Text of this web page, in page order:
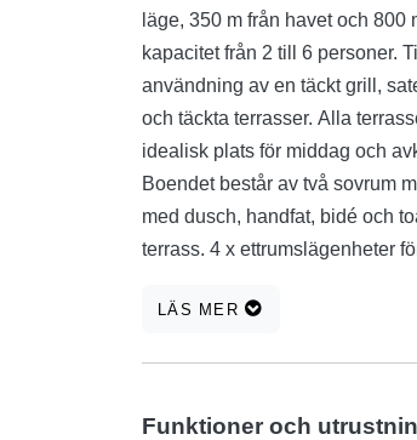
läge, 350 m från havet och
kapacitet från 2 till 6 personer.
användning av en täckt grill,
och täckta terrasser. Alla
idealisk plats för middag och
Boendet består av två sovrum
med dusch, handfat, bidé och
terrass. 4 x ettrumslägenheter
handfat och toalett, utrustat
erbjudande: Användning av
LÄS MER
Funktioner och